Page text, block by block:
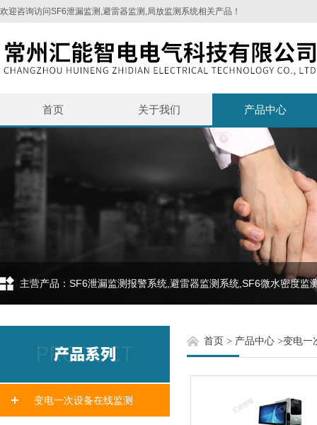
欢迎咨询访问SF6泄漏监测,避雷器监测,局放监测系统相关产品！
首页 关于我们 产品中心
变电一次设备在线监测
首页 > 产品中心 >变电一